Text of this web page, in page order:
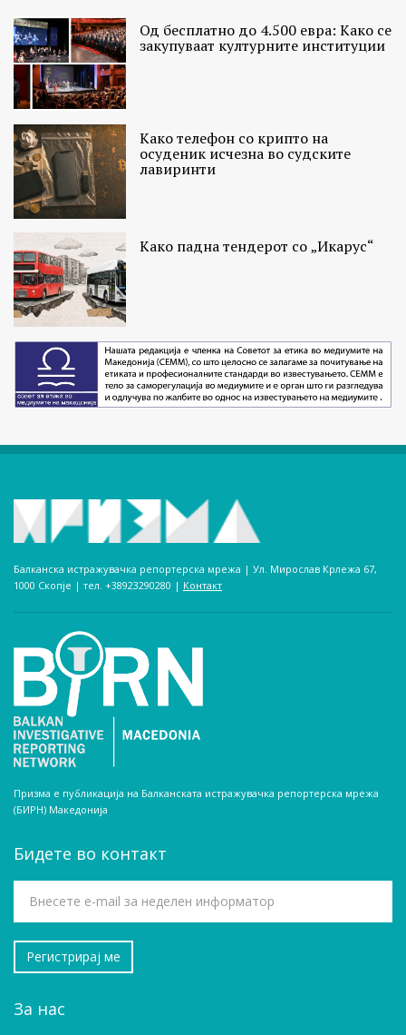
Од бесплатно до 4.500 евра: Како се
закупуваат културните институции
Како телефон со крипто на
осуденик исчезна во судските
лавиринти
Како падна тендерот со „Икарус“
Балканска истражувачка репортерска мрежа | Ул. Мирослав Крлежа 67,
1000 Скопје | тел. +38923290280­ | Контакт
Призма е публикација на Балканската истражувачка репортерска мрежа
(БИРН) Македонија
Бидете во контакт
За нас